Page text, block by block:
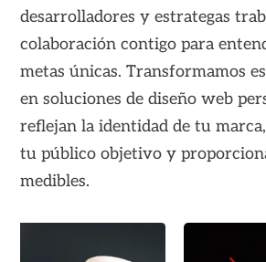
desarrolladores y estrategas
colaboración contigo para
metas únicas. Transformamos
en soluciones de diseño web
reflejan la identidad de tu
tu público objetivo y
medibles.